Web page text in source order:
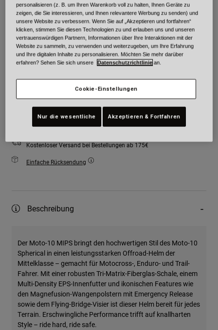
Größe Größentabelle
XS S M L XL
Zum Warenkorb hinzufügen
Kostenloser Versand bei Bestellungen ab 175€
Einfache Rücksendung
Beschreibung
Der Moto-10 MIPS bringt den hochwertigen Stil des Moto-10
Spherical in einen leistungsstarken Offroad-Helm der
Mittelklasse – gemacht für Motocross-, Enduro- und Trail-
Fahrer. Mit einer robusten Tri-Matrix-Fiberglas-Schale, einem
Multi-Density EPS-Innenfutter und ikonischen Features wie
den Magnefusion-Wangenpolstern mit Emergency Release
sowie dem Flying-Bridge-Visier ist dieser Helm bereit für jedes
Terrain. Erschwingliche Performance trifft auf knallharten
Style – ride hard, ride safe.
personalisieren (z. B. um Ihren Warenkorb voll zu halten, Ihnen Geräte zu
zeigen, die Sie interessieren, und Ihnen relevantere Werbung zu senden) und
unsere Website zu verbessern. Wenn Sie auf „Akzeptieren und fortfahren“
klicken, stimmen Sie diesen Technologien zu und erlauben uns und unseren
vertrauenswürdigen Partnern, Informationen über Ihre Interaktionen mit der
Website zu sammeln, zu verwenden und weiterzugeben, um Ihre Erfahrung
und Ihre digitalen Inhalte zu personalisieren. Möchten Sie mehr darüber
erfahren? Sehen Sie sich unsere
Datenschutzrichtlinie an.
Cookie-Einstellungen
Nur die wesentliche Akzeptieren & Fortfahren